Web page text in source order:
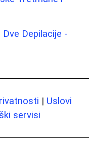
Depilacije -
| Uslovi
servisi